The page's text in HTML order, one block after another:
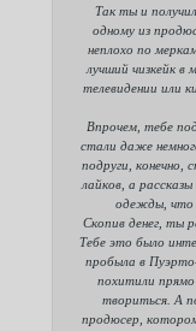
Так ты и
одному из
неплохо по
лучший чизкейк
телевидении или
Впрочем, тебе
стали даже
подруги, конечно,
лайков, а
одежды, что
Скопив денег, ты
Тебе это было
пробыла в
похитили
твориться. А
продюсер,